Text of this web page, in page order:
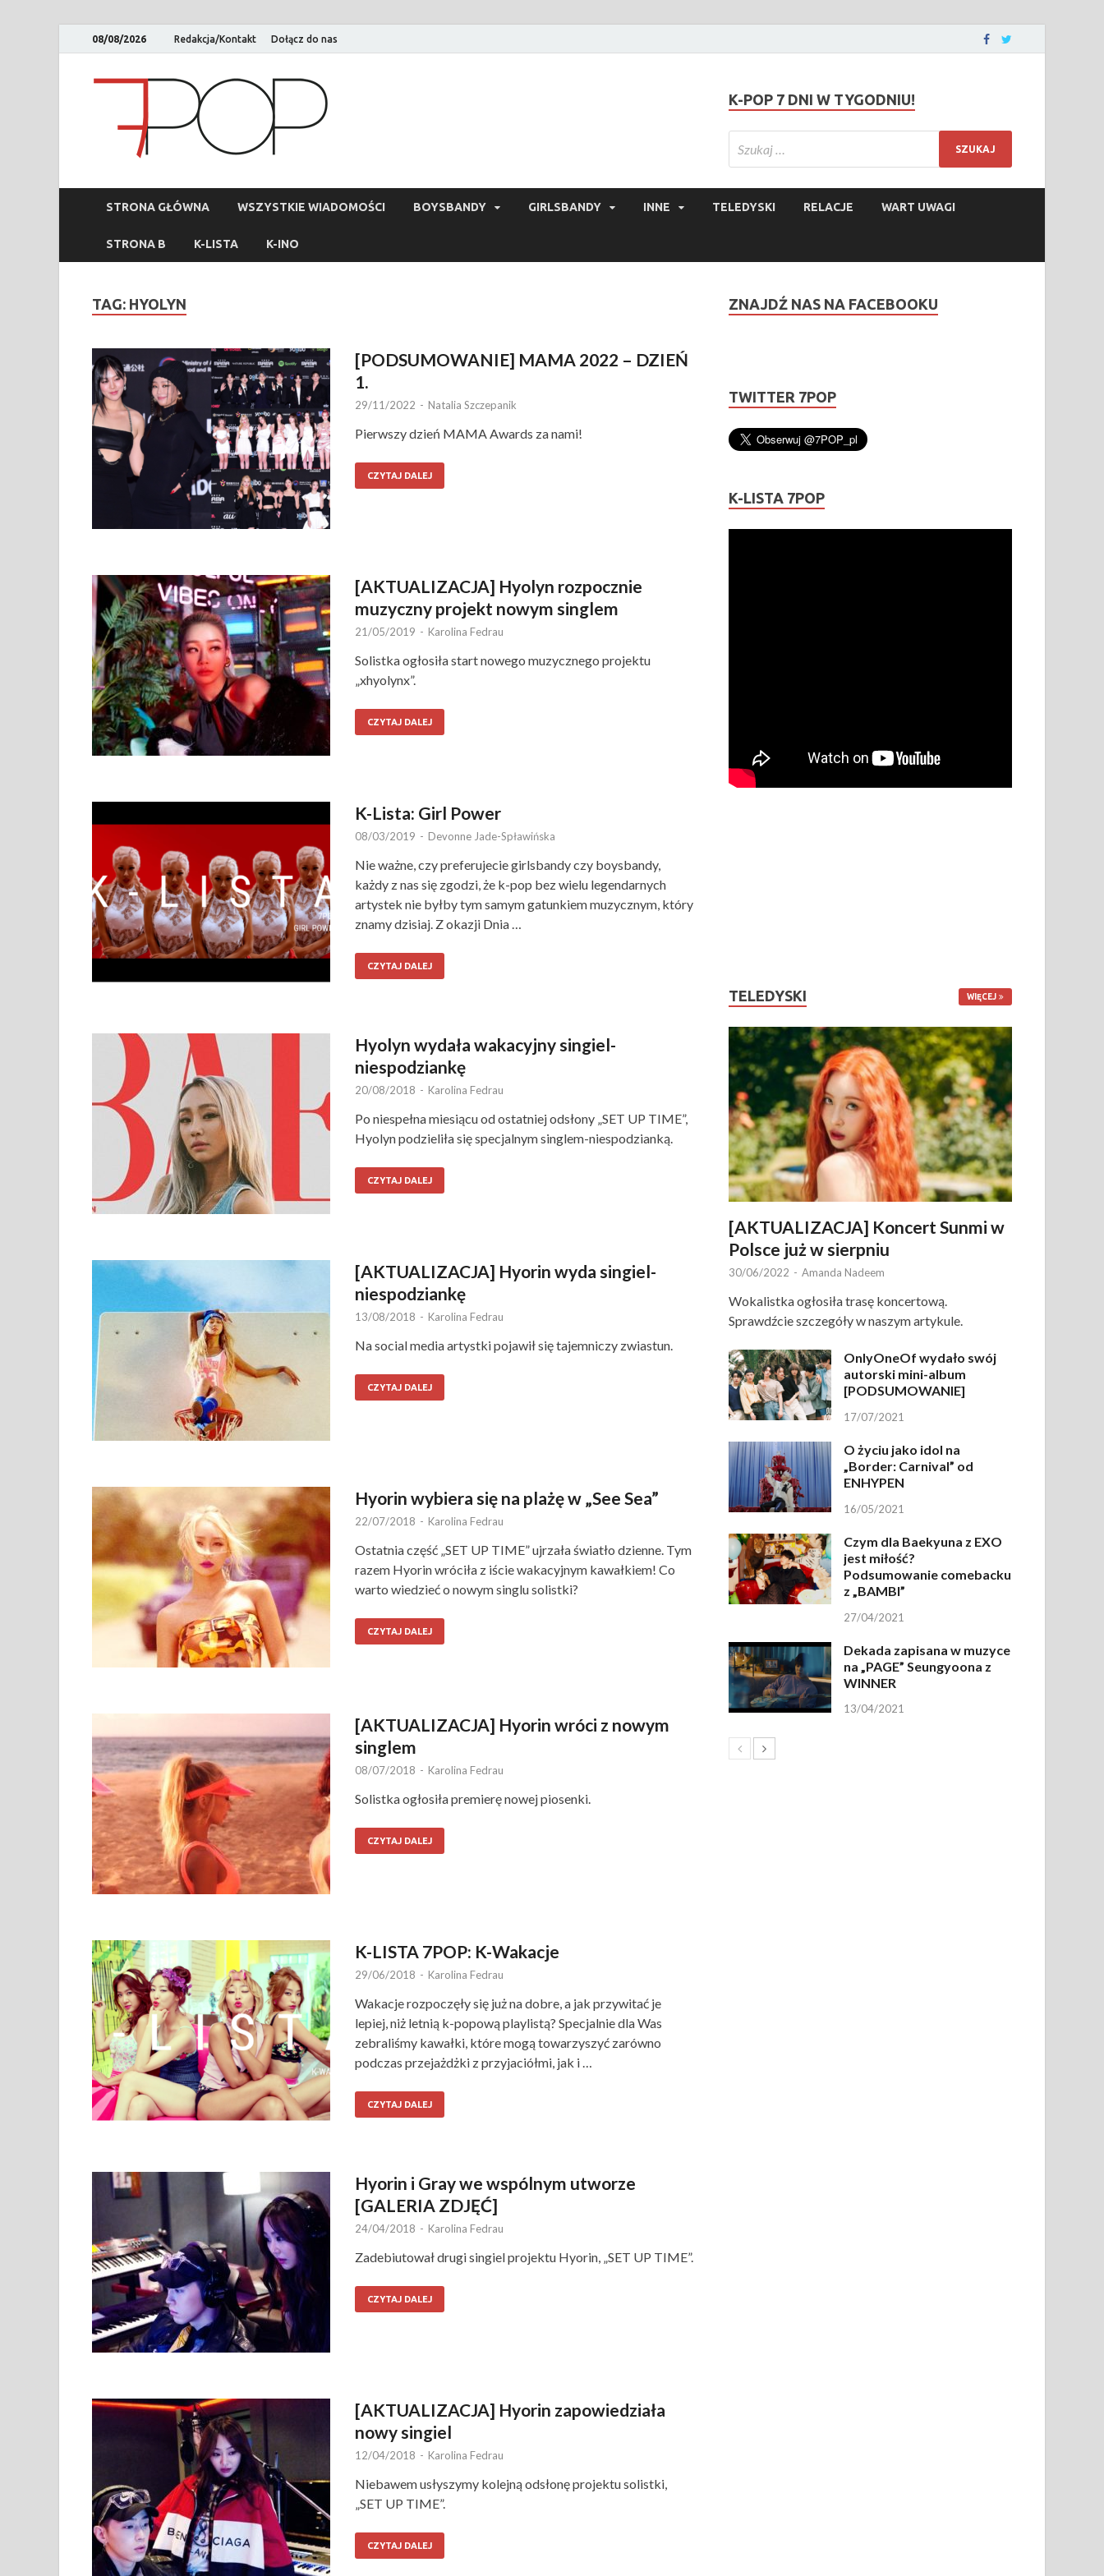
08/08/2026 Redakcja/Kontakt Dołącz do nas
K-POP 7 DNI W TYGODNIU!
STRONA GŁÓWNA WSZYSTKIE WIADOMOŚCI BOYSBANDY GIRLSBANDY INNE TELEDYSKI RELACJE WART UWAGI
STRONA B K-LISTA K-INO
TAG: HYOLYN
[PODSUMOWANIE] MAMA 2022 – DZIEŃ
1.
29/11/2022 - Natalia Szczepanik
Pierwszy dzień MAMA Awards za nami!
CZYTAJ DALEJ
[AKTUALIZACJA] Hyolyn rozpocznie
muzyczny projekt nowym singlem
21/05/2019 - Karolina Fedrau
Solistka ogłosiła start nowego muzycznego projektu
„xhyolynx”.
CZYTAJ DALEJ
K-Lista: Girl Power
08/03/2019 - Devonne Jade-Spławińska
Nie ważne, czy preferujecie girlsbandy czy boysbandy,
każdy z nas się zgodzi, że k-pop bez wielu legendarnych
artystek nie byłby tym samym gatunkiem muzycznym, który
znamy dzisiaj. Z okazji Dnia …
CZYTAJ DALEJ
Hyolyn wydała wakacyjny singiel-
niespodziankę
20/08/2018 - Karolina Fedrau
Po niespełna miesiącu od ostatniej odsłony „SET UP TIME”,
Hyolyn podzieliła się specjalnym singlem-niespodzianką.
CZYTAJ DALEJ
[AKTUALIZACJA] Hyorin wyda singiel-
niespodziankę
13/08/2018 - Karolina Fedrau
Na social media artystki pojawił się tajemniczy zwiastun.
CZYTAJ DALEJ
Hyorin wybiera się na plażę w „See Sea”
22/07/2018 - Karolina Fedrau
Ostatnia część „SET UP TIME” ujrzała światło dzienne. Tym
razem Hyorin wróciła z iście wakacyjnym kawałkiem! Co
warto wiedzieć o nowym singlu solistki?
CZYTAJ DALEJ
[AKTUALIZACJA] Hyorin wróci z nowym
singlem
08/07/2018 - Karolina Fedrau
Solistka ogłosiła premierę nowej piosenki.
CZYTAJ DALEJ
K-LISTA 7POP: K-Wakacje
29/06/2018 - Karolina Fedrau
Wakacje rozpoczęły się już na dobre, a jak przywitać je
lepiej, niż letnią k-popową playlistą? Specjalnie dla Was
zebraliśmy kawałki, które mogą towarzyszyć zarówno
podczas przejażdżki z przyjaciółmi, jak i …
CZYTAJ DALEJ
Hyorin i Gray we wspólnym utworze
[GALERIA ZDJĘĆ]
24/04/2018 - Karolina Fedrau
Zadebiutował drugi singiel projektu Hyorin, „SET UP TIME”.
CZYTAJ DALEJ
[AKTUALIZACJA] Hyorin zapowiedziała
nowy singiel
12/04/2018 - Karolina Fedrau
Niebawem usłyszymy kolejną odsłonę projektu solistki,
„SET UP TIME”.
CZYTAJ DALEJ
ZNAJDŹ NAS NA FACEBOOKU
TWITTER 7POP
K-LISTA 7POP
TELEDYSKI WIĘCEJ
[AKTUALIZACJA] Koncert Sunmi w
Polsce już w sierpniu
30/06/2022 - Amanda Nadeem
Wokalistka ogłosiła trasę koncertową.
Sprawdźcie szczegóły w naszym artykule.
OnlyOneOf wydało swój
autorski mini-album
[PODSUMOWANIE]
17/07/2021
O życiu jako idol na
„Border: Carnival” od
ENHYPEN
16/05/2021
Czym dla Baekyuna z EXO
jest miłość?
Podsumowanie comebacku
z „BAMBI”
27/04/2021
Dekada zapisana w muzyce
na „PAGE” Seungyoona z
WINNER
13/04/2021